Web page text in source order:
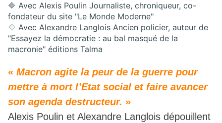
🔷 Avec Alexis Poulin Journaliste, chroniqueur, co-
fondateur du site "Le Monde Moderne"
🔷 Avec Alexandre Langlois Ancien policier, auteur de
"Essayez la démocratie : au bal masqué de la
macronie" éditions Talma
« Macron agite la peur de la guerre pour
mettre à mort l’Etat social et faire avancer
son agenda destructeur. »
Alexis Poulin et Alexandre Langlois dépouillent